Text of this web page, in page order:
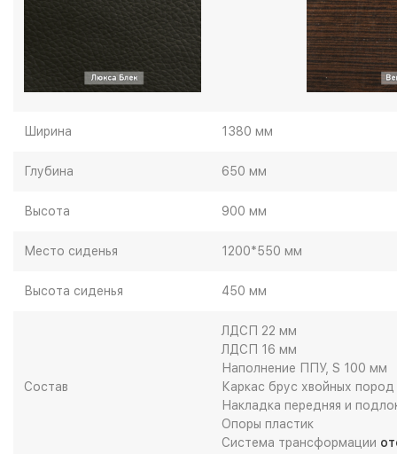
Ширина 1380 мм
Глубина 650 мм
Высота 900 мм
Место сиденья 1200*550 мм
Высота сиденья 450 мм
Состав
ЛДСП 22 мм
ЛДСП 16 мм
Наполнение ППУ, S 100 мм
Каркас брус хвойных пород
Накладка передняя и
Опоры пластик
Система трансформации